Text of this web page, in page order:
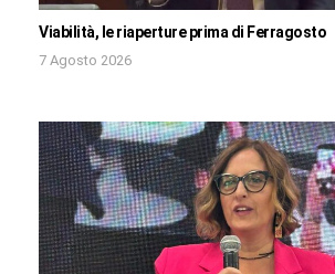
Viabilità, le riaperture prima di Ferragosto
7 Agosto 2026